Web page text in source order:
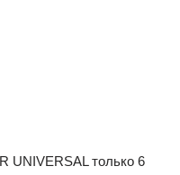
UNIVERSAL только 6